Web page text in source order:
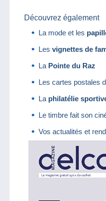
Découvrez également
La mode et les
Les vignettes de
La Pointe du Raz
Les cartes postales
La philatélie
Le timbre fait son
Vos actualités et